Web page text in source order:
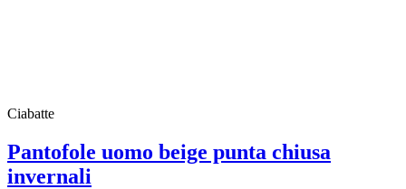
Ciabatte
Pantofole uomo beige punta chiusa
invernali